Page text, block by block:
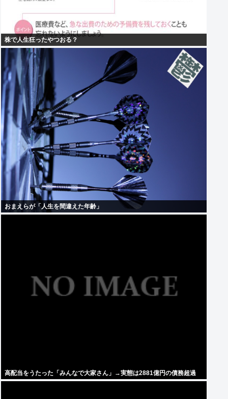
株で人生狂ったやつおる？
おまえらが「人生を間違えた年齢」
高配当をうたった「みんなで大家さん」→実態は2881億円の債務超過